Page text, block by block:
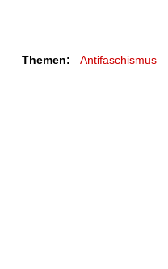
Themen: Antifaschismus